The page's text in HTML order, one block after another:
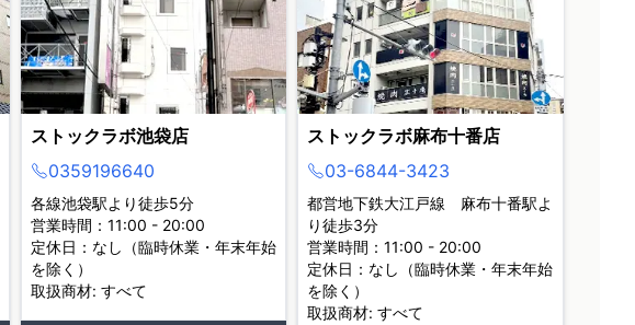
ストックラボ池袋店
0359196640
各線池袋駅より徒歩5分
営業時間：11:00 - 20:00
定休日：なし（臨時休業・年末年始
を除く）
取扱商材: すべて
ストックラボ麻布十番店
03-6844-3423
都営地下鉄大江戸線 麻布十番駅よ
り徒歩3分
営業時間：11:00 - 20:00
定休日：なし（臨時休業・年末年始
を除く）
取扱商材: すべて